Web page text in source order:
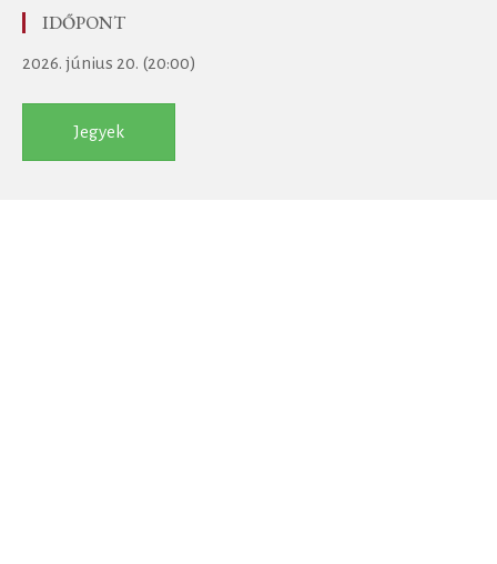
IDŐPONT
2026. június 20. (20:00)
Jegyek